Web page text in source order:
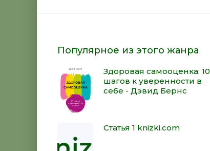
Популярное из этого жанра
Здоровая самооценка: 10
шагов к уверенности в
себе - Дэвид Бернс
Статья 1 knizki.com